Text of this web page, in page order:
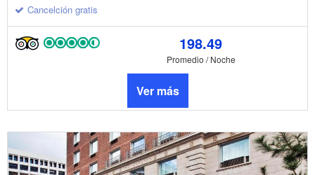
Cancelción gratis
198.49
Promedio / Noche
Ver más